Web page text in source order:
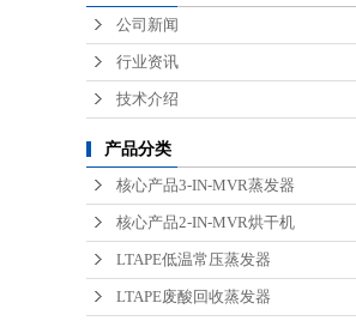
公司新闻
行业资讯
技术介绍
产品分类
核心产品3-IN-MVR蒸发器
核心产品2-IN-MVR烘干机
LTAPE低温常压蒸发器
LTAPE废酸回收蒸发器